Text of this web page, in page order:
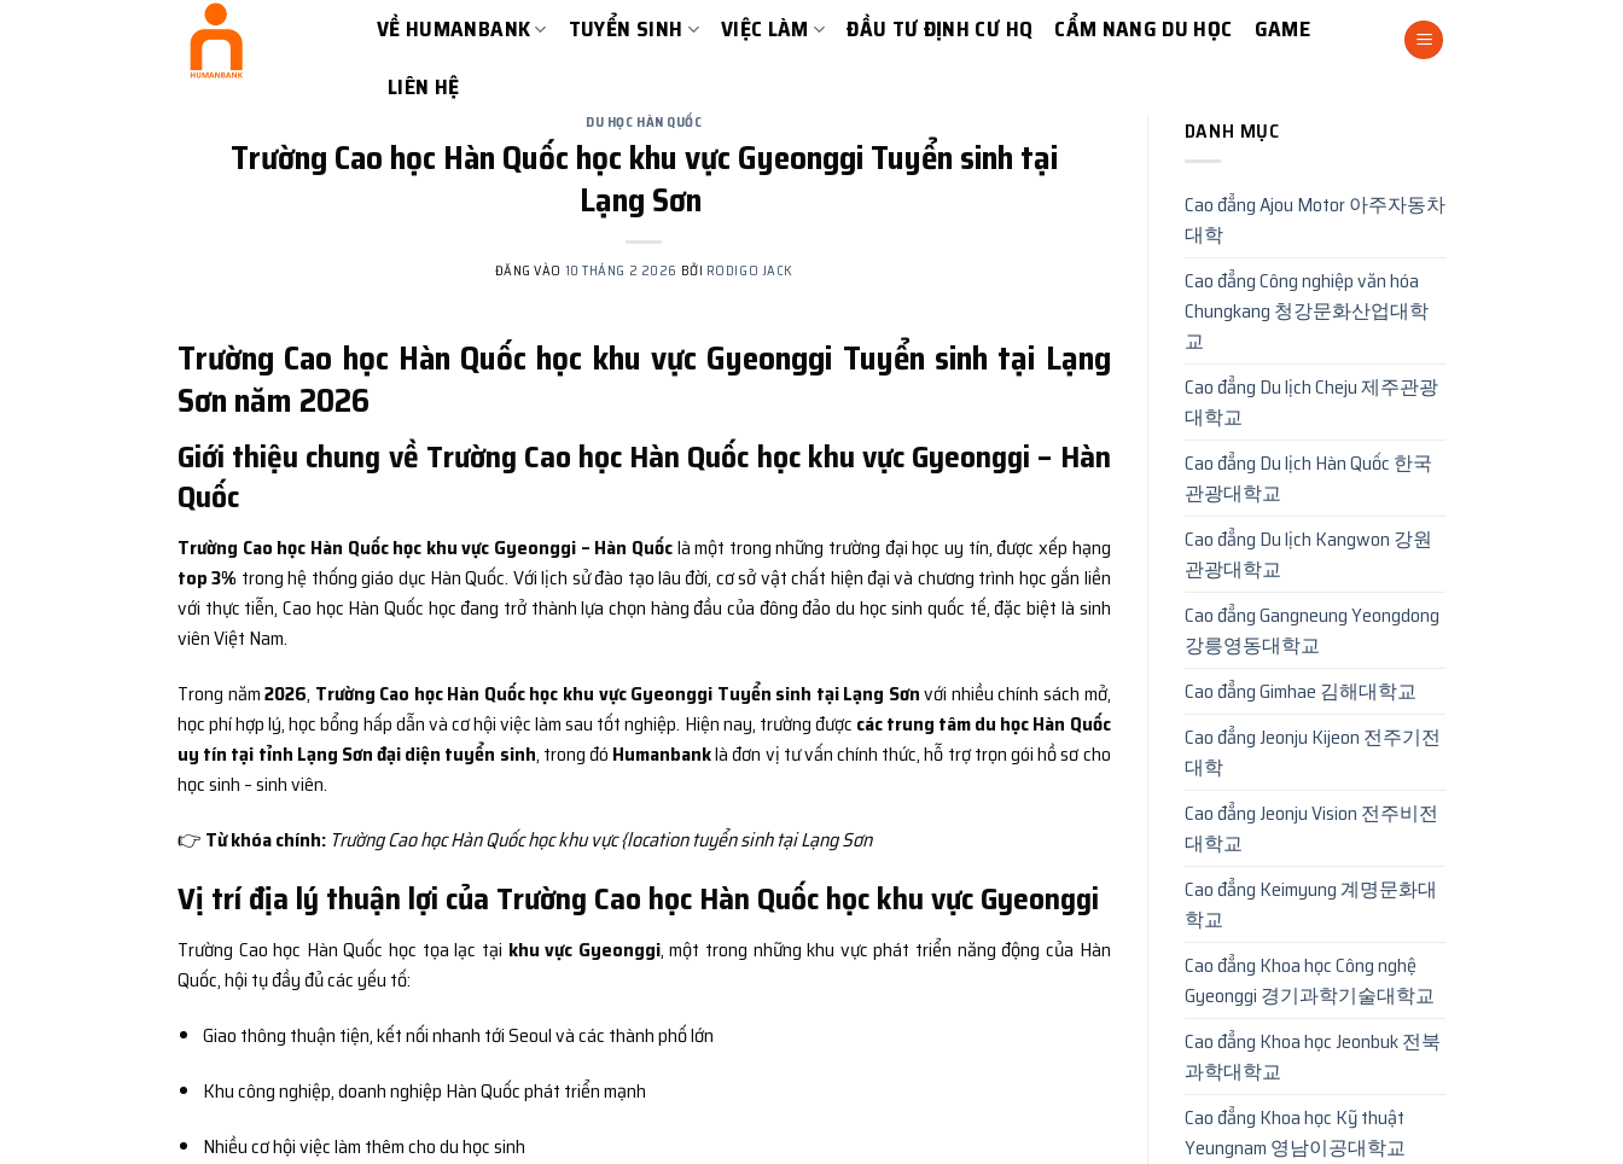
VỀ HUMANBANK TUYỂN SINH VIỆC LÀM ĐẦU TƯ ĐỊNH CƯ HQ CẨM NANG DU HỌC
GAME
LIÊN HỆ
DU HỌC HÀN QUỐC
Trường Cao học Hàn Quốc học khu vực Gyeonggi Tuyển sinh tại
Lạng Sơn
ĐĂNG VÀO 10 THÁNG 2 2026 BỞI RODIGO JACK
Trường Cao học Hàn Quốc học khu vực Gyeonggi Tuyển sinh tại Lạng
Sơn năm 2026
Giới thiệu chung về Trường Cao học Hàn Quốc học khu vực Gyeonggi – Hàn
Quốc
Trường Cao học Hàn Quốc học khu vực Gyeonggi – Hàn Quốclà một trong những trường đại học uy tín, được xếp hạng
top 3% trong hệ thống giáo dục Hàn Quốc. Với lịch sử đào tạo lâu đời, cơ sở vật chất hiện đại và chương trình học gắn liền
với thực tiễn, Cao học Hàn Quốc học đang trở thành lựa chọn hàng đầu của đông đảo du học sinh quốc tế, đặc biệt là sinh
viên Việt Nam.
Trong năm2026, Trường Cao học Hàn Quốc học khu vực Gyeonggi Tuyển sinh tại Lạng Sơnvới nhiều chính sách mở,
học phí hợp lý, học bổng hấp dẫn và cơ hội việc làm sau tốt nghiệp. Hiện nay, trường được các trung tâm du học Hàn Quốc
uy tín tại tỉnh Lạng Sơn đại diện tuyển sinh, trong đó Humanbanklà đơn vị tư vấn chính thức, hỗ trợ trọn gói hồ sơ cho
học sinh – sinh viên.
👉 Từ khóa chính: Trường Cao học Hàn Quốc học khu vực {location tuyển sinh tại Lạng Sơn
Vị trí địa lý thuận lợi của Trường Cao học Hàn Quốc học khu vực Gyeonggi
Trường Cao học Hàn Quốc học tọa lạc tại khu vực Gyeonggi, một trong những khu vực phát triển năng động của Hàn
Quốc, hội tụ đầy đủ các yếu tố:
Giao thông thuận tiện, kết nối nhanh tới Seoul và các thành phố lớn
Khu công nghiệp, doanh nghiệp Hàn Quốc phát triển mạnh
Nhiều cơ hội việc làm thêm cho du học sinh
DANH MỤC
Cao đẳng Ajou Motor 아주자동차
대학
Cao đẳng Công nghiệp văn hóa
Chungkang 청강문화산업대학
교
Cao đẳng Du lịch Cheju 제주관광
대학교
Cao đẳng Du lịch Hàn Quốc 한국
관광대학교
Cao đẳng Du lịch Kangwon 강원
관광대학교
Cao đẳng Gangneung Yeongdong
강릉영동대학교
Cao đẳng Gimhae 김해대학교
Cao đẳng Jeonju Kijeon 전주기전
대학
Cao đẳng Jeonju Vision 전주비전
대학교
Cao đẳng Keimyung 계명문화대
학교
Cao đẳng Khoa học Công nghệ
Gyeonggi 경기과학기술대학교
Cao đẳng Khoa học Jeonbuk 전북
과학대학교
Cao đẳng Khoa học Kỹ thuật
Yeungnam 영남이공대학교